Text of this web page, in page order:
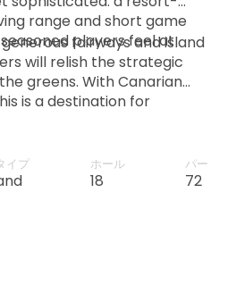
range and short game
players feel at
fairways and island
will relish the strategic
greens. With Canarian
is a destination for
イプ ホール
18
パー
72